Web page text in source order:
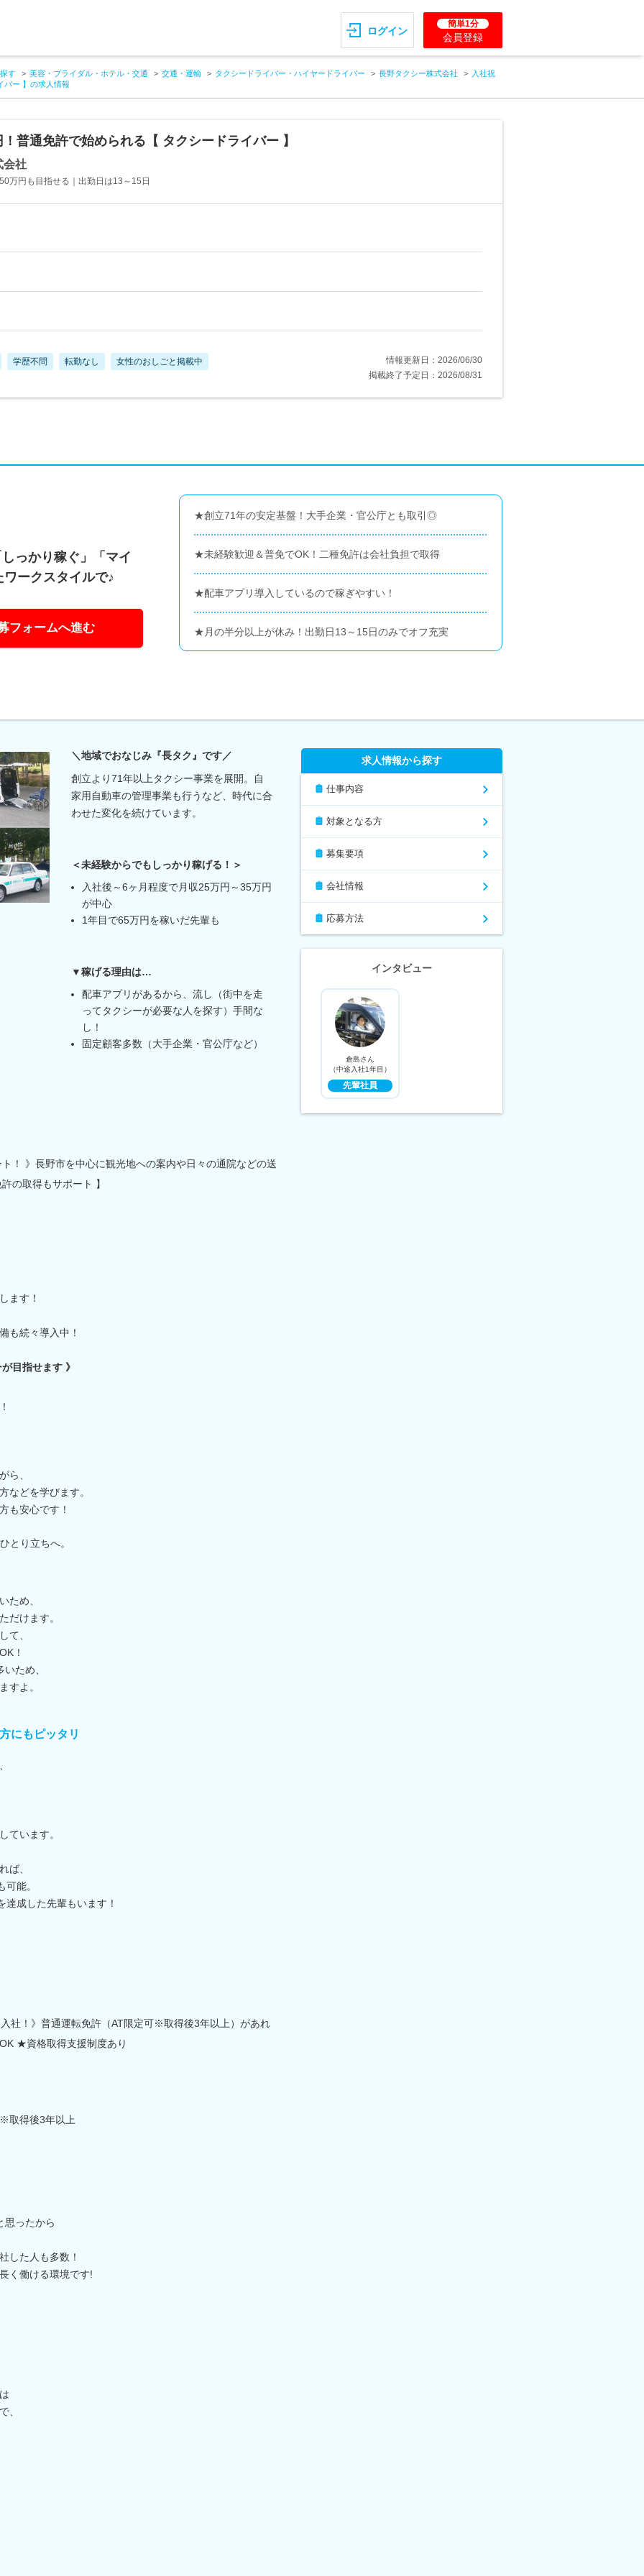
ログイン
簡単1分
会員登録
す 美容・ブライダル・ホテル・交通 交通・運輸 タクシードライバー・ハイヤードライバー 長野タクシー株式会社
入社祝
バー 】の求人情報
普通免許で始められる【 タクシードライバー 】
会社
万円も目指せる｜出勤日は13～15日
学歴不問 転勤なし 女性のおしごと掲載中
情報更新日：2026/06/30
掲載終了予定日：2026/08/31
っかり稼ぐ」「マイ
ークスタイルで♪
フォームへ進む
★創立71年の安定基盤！大手企業・官公庁とも取引◎
★未経験歓迎＆普免でOK！二種免許は会社負担で取得
★配車アプリ導入しているので稼ぎやすい！
★月の半分以上が休み！出勤日13～15日のみでオフ充実
＼地域でおなじみ『長タク』です／
創立より71年以上タクシー事業を展開。自
家用自動車の管理事業も行うなど、時代に合
わせた変化を続けています。
＜未経験からでもしっかり稼げる！＞
入社後～6ヶ月程度で月収25万円～35万円
が中心
1年目で65万円を稼いだ先輩も
▼稼げる理由は…
配車アプリがあるから、流し（街中を走
ってタクシーが必要な人を探す）手間な
し！
固定顧客多数（大手企業・官公庁など）
！ 》長野市を中心に観光地への案内や日々の通院などの送
の取得もサポート 】
ます！
も続々導入中！
目指せます 》
ら、
などを学びます。
も安心です！
とり立ちへ。
ため、
だけます。
て、
！
ため、
すよ。
にもピッタリ
ています。
ば、
能。
成した先輩もいます！
社！》普通運転免許（AT限定可※取得後3年以上）があれ
★資格取得支援制度あり
取得後3年以上
思ったから
した人も多数！
く働ける環境です!
、
求人情報から探す
仕事内容
対象となる方
募集要項
会社情報
応募方法
インタビュー
倉島さん
（中途入社1年目）
先輩社員